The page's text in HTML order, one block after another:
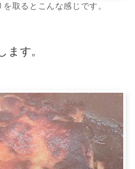
取るとこんな感じです。
ます。